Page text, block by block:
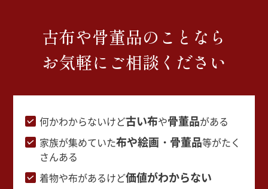
古布や骨董品のことなら
お気軽にご相談ください
何かわからないけど古い布や骨董品がある
家族が集めていた布や絵画・骨董品等がたく
さんある
着物や布があるけど価値がわからない